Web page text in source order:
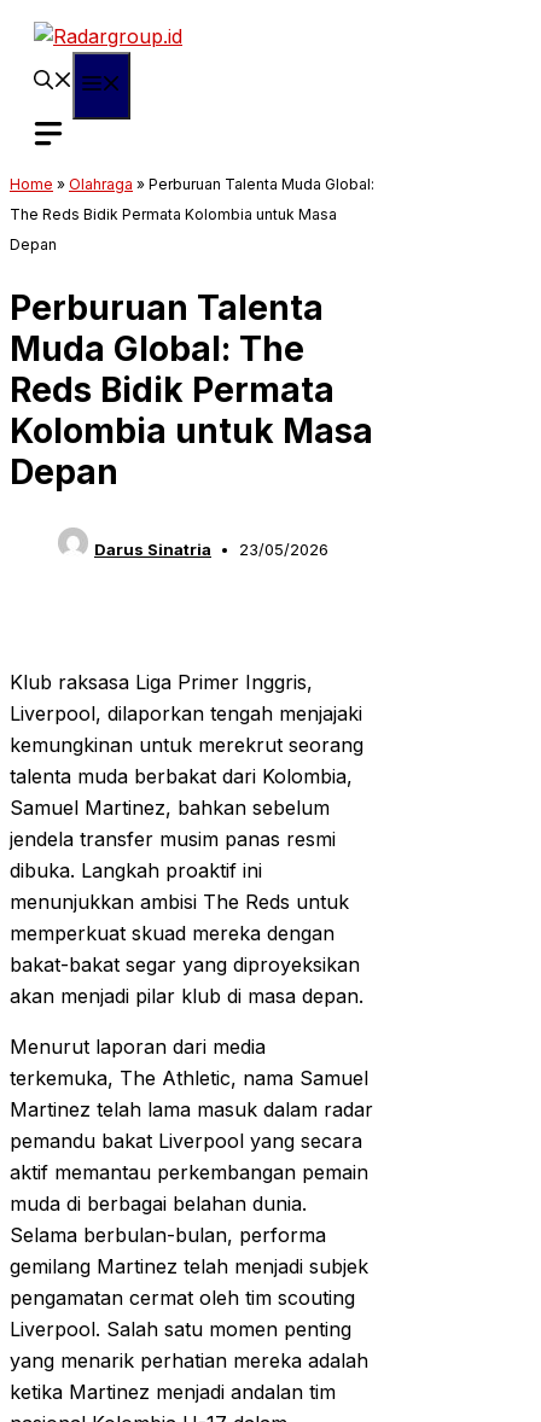
Langsung
Home » Olahraga » Perburuan Talenta Muda Global:
The Reds Bidik Permata Kolombia untuk Masa
Depan
Perburuan Talenta
Muda Global: The
Reds Bidik Permata
Kolombia untuk Masa
Depan
Darus Sinatria 23/05/2026
Klub raksasa Liga Primer Inggris,
Liverpool, dilaporkan tengah menjajaki
kemungkinan untuk merekrut seorang
talenta muda berbakat dari Kolombia,
Samuel Martinez, bahkan sebelum
jendela transfer musim panas resmi
dibuka. Langkah proaktif ini
menunjukkan ambisi The Reds untuk
memperkuat skuad mereka dengan
bakat-bakat segar yang diproyeksikan
akan menjadi pilar klub di masa depan.
Menurut laporan dari media
terkemuka, The Athletic, nama Samuel
Martinez telah lama masuk dalam radar
pemandu bakat Liverpool yang secara
aktif memantau perkembangan pemain
muda di berbagai belahan dunia.
Selama berbulan-bulan, performa
gemilang Martinez telah menjadi subjek
pengamatan cermat oleh tim scouting
Liverpool. Salah satu momen penting
yang menarik perhatian mereka adalah
ketika Martinez menjadi andalan tim